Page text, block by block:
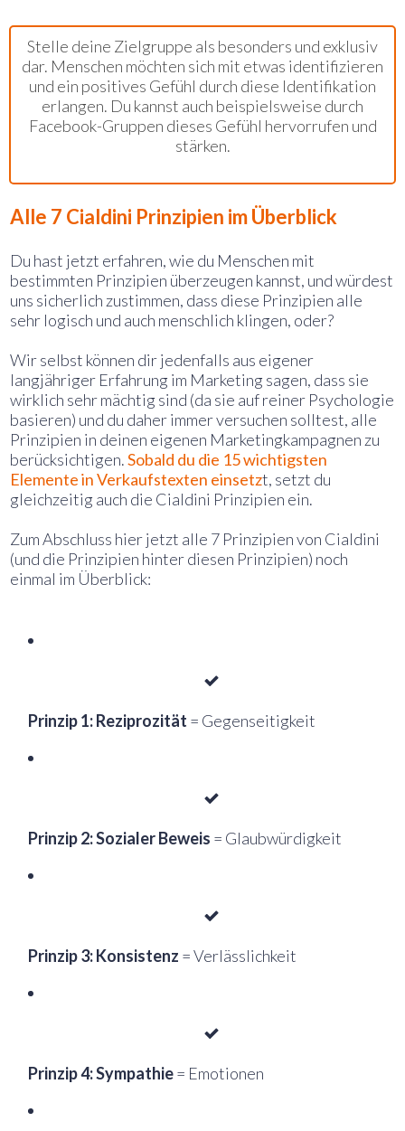
Stelle deine Zielgruppe als besonders und exklusiv
dar. Menschen möchten sich mit etwas identifizieren
und ein positives Gefühl durch diese Identifikation
erlangen. Du kannst auch beispielsweise durch
Facebook-Gruppen dieses Gefühl hervorrufen und
stärken.
Alle 7 Cialdini Prinzipien im Überblick
Du hast jetzt erfahren, wie du Menschen mit
bestimmten Prinzipien überzeugen kannst, und würdest
uns sicherlich zustimmen, dass diese Prinzipien alle
sehr logisch und auch menschlich klingen, oder?
Wir selbst können dir jedenfalls aus eigener
langjähriger Erfahrung im Marketing sagen, dass sie
wirklich sehr mächtig sind (da sie auf reiner Psychologie
basieren) und du daher immer versuchen solltest, alle
Prinzipien in deinen eigenen Marketingkampagnen zu
berücksichtigen.Sobald du die 15 wichtigsten
Elemente in Verkaufstexten einsetzt, setzt du
gleichzeitig auch die Cialdini Prinzipien ein.
Zum Abschluss hier jetzt alle 7 Prinzipien von Cialdini
(und die Prinzipien hinter diesen Prinzipien) noch
einmal im Überblick:
Prinzip 1: Reziprozität = Gegenseitigkeit
Prinzip 2: Sozialer Beweis = Glaubwürdigkeit
Prinzip 3: Konsistenz = Verlässlichkeit
Prinzip 4: Sympathie= Emotionen